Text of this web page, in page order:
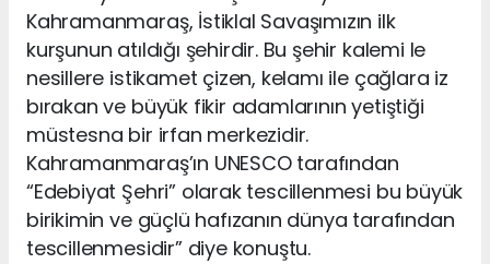
Kahramanmaraş, İstiklal Savaşımızın ilk
kurşunun atıldığı şehirdir. Bu şehir kalemi le
nesillere istikamet çizen, kelamı ile çağlara iz
bırakan ve büyük fikir adamlarının yetiştiği
müstesna bir irfan merkezidir.
Kahramanmaraş’ın UNESCO tarafından
“Edebiyat Şehri” olarak tescillenmesi bu büyük
birikimin ve güçlü hafızanın dünya tarafından
tescillenmesidir” diye konuştu.